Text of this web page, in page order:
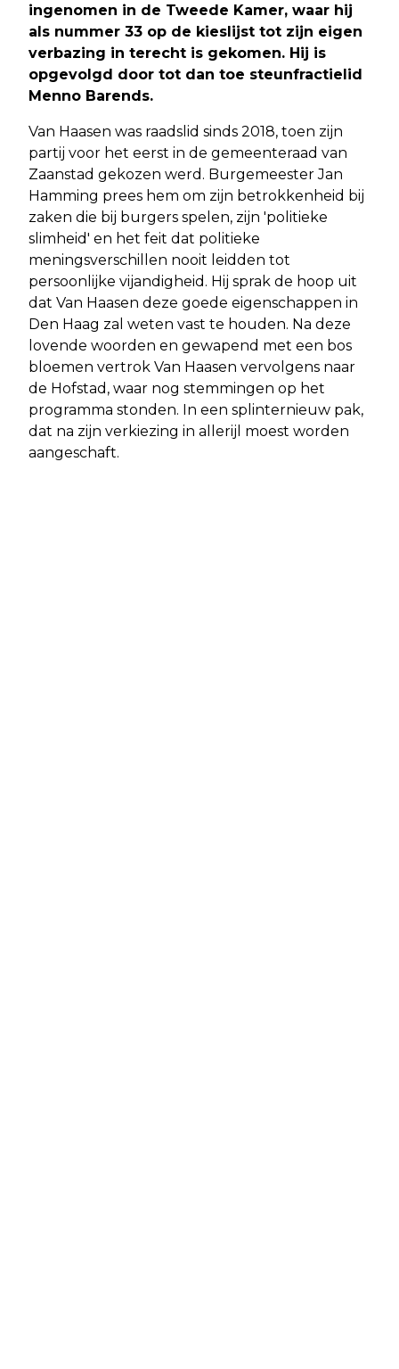
ingenomen in de Tweede Kamer, waar hij
als nummer 33 op de kieslijst tot zijn eigen
verbazing in terecht is gekomen. Hij is
opgevolgd door tot dan toe steunfractielid
Menno Barends.
Van Haasen was raadslid sinds 2018, toen zijn
partij voor het eerst in de gemeenteraad van
Zaanstad gekozen werd. Burgemeester Jan
Hamming prees hem om zijn betrokkenheid bij
zaken die bij burgers spelen, zijn 'politieke
slimheid' en het feit dat politieke
meningsverschillen nooit leidden tot
persoonlijke vijandigheid. Hij sprak de hoop uit
dat Van Haasen deze goede eigenschappen in
Den Haag zal weten vast te houden. Na deze
lovende woorden en gewapend met een bos
bloemen vertrok Van Haasen vervolgens naar
de Hofstad, waar nog stemmingen op het
programma stonden. In een splinternieuw pak,
dat na zijn verkiezing in allerijl moest worden
aangeschaft.